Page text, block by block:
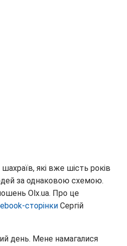
які вже шість років
за однаковою схемою.
Olx.ua. Про це
сторінки Сергій
день. Мене намагалися